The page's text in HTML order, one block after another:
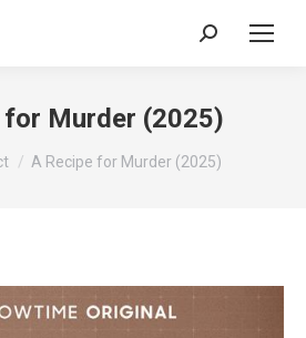
Search:
for Murder (2025)
A Recipe for Murder (2025)